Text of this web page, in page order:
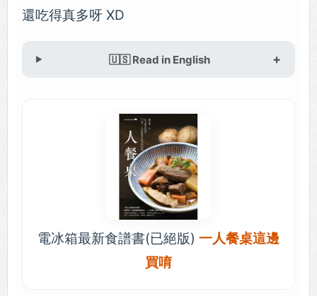
還吃得真多呀 XD
🇺🇸 Read in English
電冰箱最新食譜書(已絕版) 一人餐桌這邊
買唷